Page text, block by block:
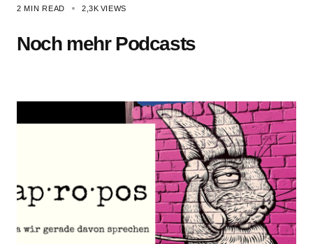
2 MIN READ 2,3K VIEWS
Noch mehr Podcasts